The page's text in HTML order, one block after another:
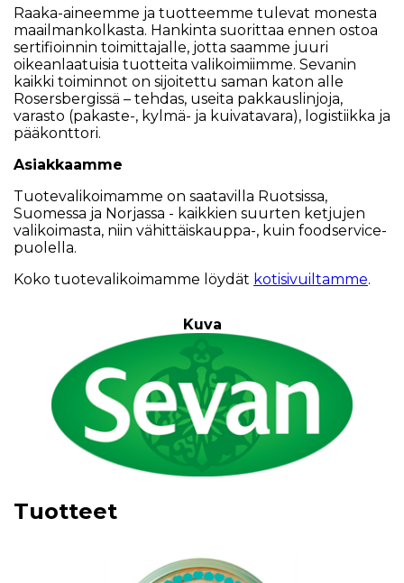
Raaka-aineemme ja tuotteemme tulevat monesta
maailmankolkasta. Hankinta suorittaa ennen ostoa
sertifioinnin toimittajalle, jotta saamme juuri
oikeanlaatuisia tuotteita valikoimiimme. Sevanin
kaikki toiminnot on sijoitettu saman katon alle
Rosersbergissä – tehdas, useita pakkauslinjoja,
varasto (pakaste-, kylmä- ja kuivatavara), logistiikka ja
pääkonttori.
Asiakkaamme
Tuotevalikoimamme on saatavilla Ruotsissa,
Suomessa ja Norjassa - kaikkien suurten ketjujen
valikoimasta, niin vähittäiskauppa-, kuin foodservice-
puolella.
Koko tuotevalikoimamme löydät kotisivuiltamme.
Kuva
Tuotteet